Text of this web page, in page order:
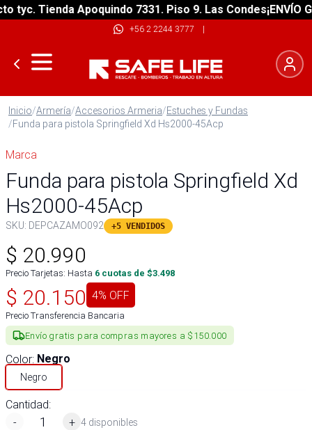
Tienda Apoquindo 7331. Piso 9. Las Condes¡ENVÍO
+56 2 2244 3777 |
Inicio/Armería/Accesorios Armeria/Estuches y Fundas
/Funda para pistola Springfield Xd Hs2000-45Acp
Marca
Funda para pistola Springfield Xd
Hs2000-45Acp
SKU: DEPCAZAMO092 +5 VENDIDOS
$ 20.990
Precio Tarjetas: Hasta 6 cuotas de $3.498
$ 20.150 4% OFF
Precio Transferencia Bancaria
Envío gratis para compras mayores a $150.000
Color: Negro
Negro
Cantidad:
-
+ 4 disponibles